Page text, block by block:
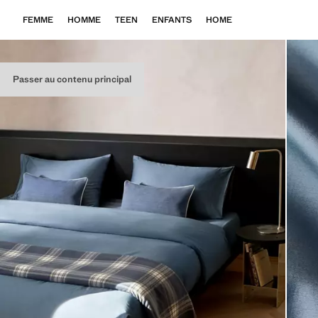
Passer au contenu principal
FEMME HOMME TEEN ENFANTS HOME